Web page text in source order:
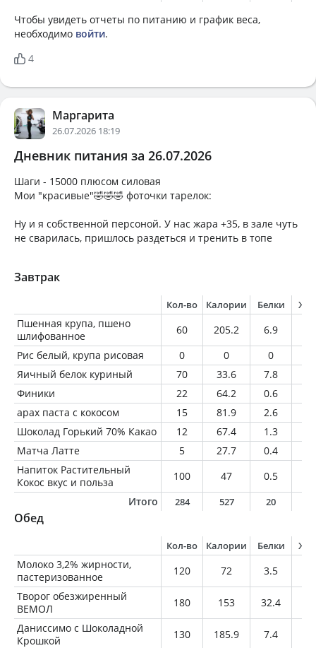
Чтобы увидеть отчеты по питанию и график веса,
необходимо войти.
4
Маргарита
26.07.2026 18:19
Дневник питания за 26.07.2026
Шаги - 15000 плюсом силовая
Мои "красивые"🤣🤣🤣 фоточки тарелок:
Ну и я собственной персоной. У нас жара +35, в зале чуть
не сварилась, пришлось раздеться и тренить в топе
Завтрак
Кол-во Калории Белки
Пшенная крупа, пшено
шлифованное
60 205.2 6.9
Рис белый, крупа рисовая
0 0 0
Яичный белок куриный
70 33.6 7.8
Финики
22 64.2 0.6
арах паста с кокосом
15 81.9 2.6
Шоколад Горький 70% Какао
12 67.4 1.3
Матча Латте
5 27.7 0.4
Напиток Растительный
Кокос вкус и польза
100 47 0.5
Итого
284 527 20
Обед
Кол-во Калории Белки
Молоко 3,2% жирности,
пастеризованное
120 72 3.5
Творог обезжиренный
ВЕМОЛ
180 153 32.4
Даниссимо с Шоколадной
Крошкой
130 185.9 7.4